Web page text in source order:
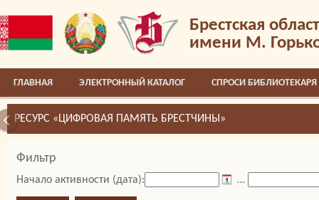
Брестская
имени М.
ГЛАВНАЯ ЭЛЕКТРОННЫЙ КАТАЛОГ СПРОСИ БИБЛИОТЕКАРЯ
РЕСУРС «ЦИФРОВАЯ ПАМЯТЬ БРЕСТЧИНЫ»
Фильтр
Начало активности (дата): …